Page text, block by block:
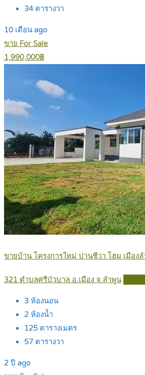
34 ตารางวา
10 เดือน ago
ขาย For Sale
1,990,000฿
ขายบ้าน โครงการใหม่ ปานชีวา โฮม เมือ
321 ตำบลศรีบัวบาล อ.เมือง จ.ลำพูน
3 ห้องนอน
2 ห้องน้ำ
125 ตารางเมตร
57 ตารางวา
2 ปี ago